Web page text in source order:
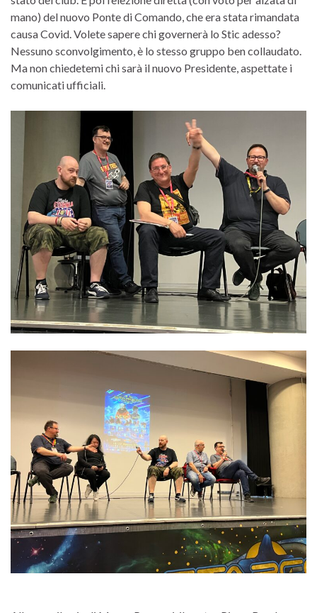
mano) del nuovo Ponte di Comando, che era stata rimandata
causa Covid. Volete sapere chi governerà lo Stic adesso?
Nessuno sconvolgimento, è lo stesso gruppo ben collaudato.
Ma non chiedetemi chi sarà il nuovo Presidente, aspettate i
comunicati ufficiali.